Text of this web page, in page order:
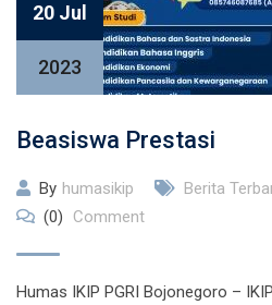
20 Jul
2023
Beasiswa Prestasi
By humasikip Berita
(0)
Comment
Humas IKIP PGRI Bojonegoro –